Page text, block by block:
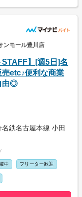
ンモール豊川店
STAFF】[週5日]名
etc♪便利な商業
由◎
鉄名古屋本線 小田
中 フリーター歓迎